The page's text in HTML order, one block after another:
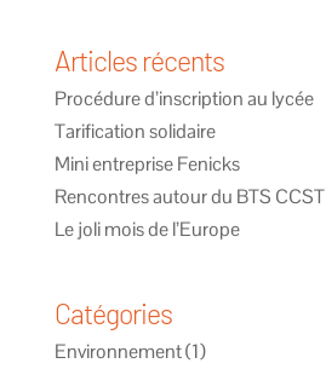
Articles récents
Procédure d’inscription au lycée
Tarification solidaire
Mini entreprise Fenicks
Rencontres autour du BTS CCST
Le joli mois de l’Europe
Catégories
Environnement(1)